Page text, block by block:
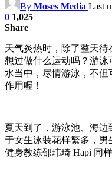
By Moses Media Last
0 1,025
Share
天气炎热时，除了整天
想过做什么运动吗？游
水当中，尽情游泳，不
作用喔！
夏天到了，游泳池、海边
于女生泳装花样繁多，男
健身教练邵玮琦 Hapi 同